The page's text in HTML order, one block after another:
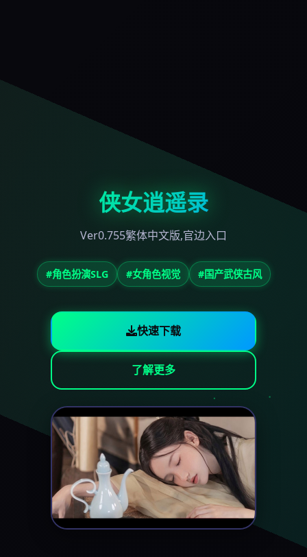
侠女逍遥录
Ver0.755繁体中文版,官边入口
#角色扮演SLG #女角色视觉 #国产武侠古风
快速下载
了解更多